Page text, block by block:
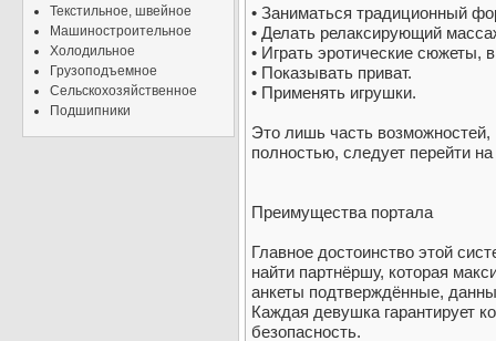
Текстильное, швейное
Машиностроительное
Холодильное
Грузоподъемное
Сельскохозяйственное
Подшипники
• Заниматься традиционный
• Делать релаксирующий
• Играть эротические сюжеты,
• Показывать приват.
• Применять игрушки.
Это лишь часть возможностей,
полностью, следует перейти на
Преимущества портала
Главное достоинство этой
найти партнёршу, которая
анкеты подтверждённые,
Каждая девушка гарантирует
безопасность.